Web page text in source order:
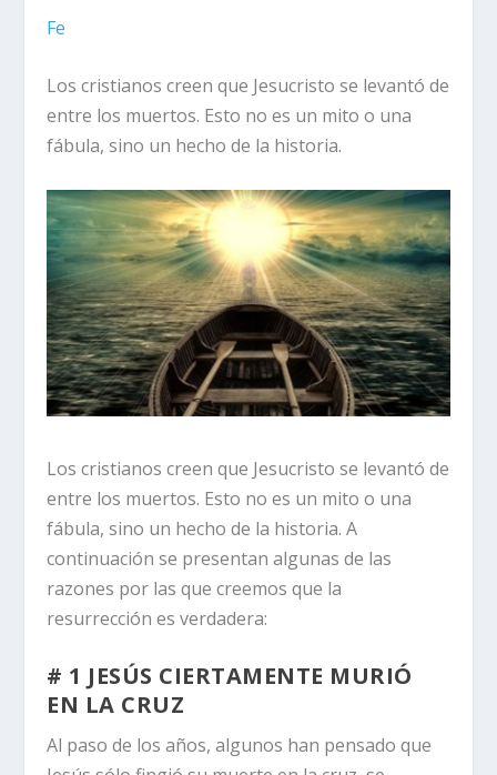
Fe
Los cristianos creen que Jesucristo se levantó de
entre los muertos. Esto no es un mito o una
fábula, sino un hecho de la historia.
Los cristianos creen que Jesucristo se levantó de
entre los muertos. Esto no es un mito o una
fábula, sino un hecho de la historia. A
continuación se presentan algunas de las
razones por las que creemos que la
resurrección es verdadera:
# 1 JESÚS CIERTAMENTE MURIÓ
EN LA CRUZ
Al paso de los años, algunos han pensado que